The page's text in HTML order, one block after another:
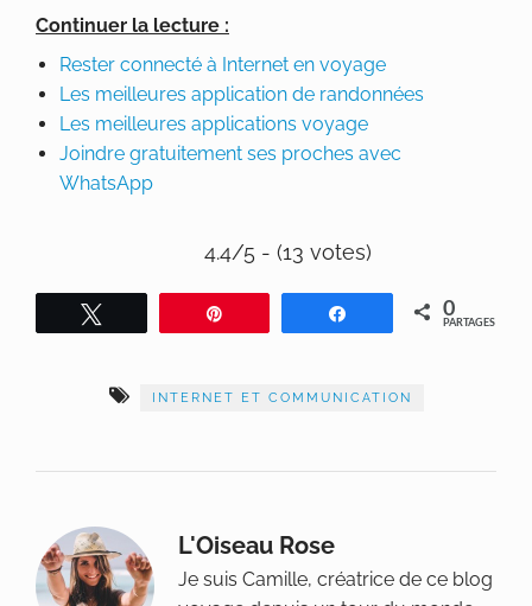
Continuer la lecture :
Rester connecté à Internet en voyage
Les meilleures application de randonnées
Les meilleures applications voyage
Joindre gratuitement ses proches avec
WhatsApp
4.4/5 - (13 votes)
Partagez 0
PARTAGES
INTERNET ET COMMUNICATION
L'Oiseau Rose
Je suis Camille, créatrice de ce blog